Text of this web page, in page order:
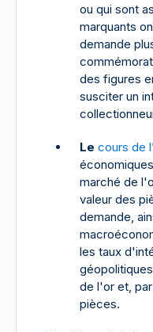
ou qui sont
marquants
demande
des figures
susciter un
Le cours de
marché de
valeur des
demande,
les taux
de l'or et,
pièces.